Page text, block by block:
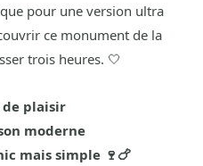
pour une version ultra
ce monument de la
trois heures. 🤍
de plaisir
moderne
mais simple 🍷🍗